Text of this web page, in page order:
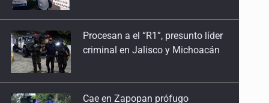
Quinto Patio
25 de Julio de 2026
Quinto Patio
Cae en Zapopan prófugo
Interpol